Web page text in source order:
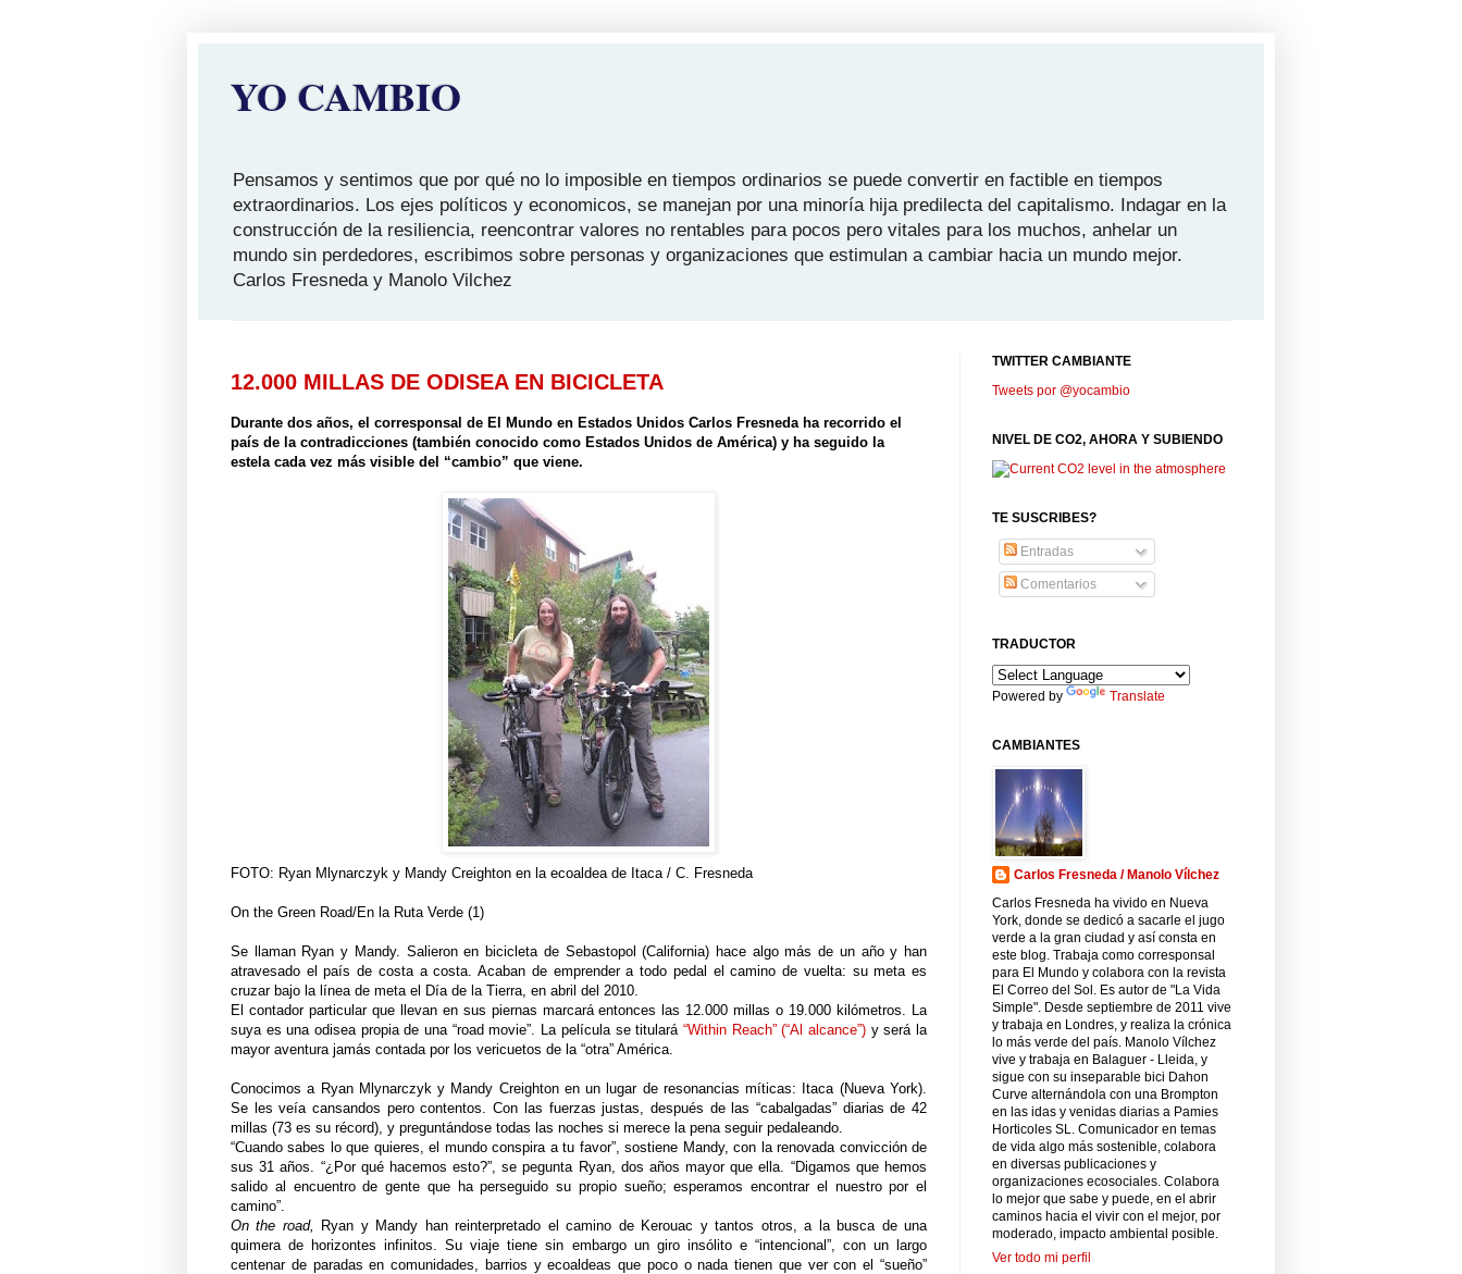
YO CAMBIO
Pensamos y sentimos que por qué no lo imposible en tiempos ordinarios se puede convertir en factible en tiempos
extraordinarios. Los ejes políticos y economicos, se manejan por una minoría hija predilecta del capitalismo. Indagar en la
construcción de la resiliencia, reencontrar valores no rentables para pocos pero vitales para los muchos, anhelar un
mundo sin perdedores, escribimos sobre personas y organizaciones que estimulan a cambiar hacia un mundo mejor.
Carlos Fresneda y Manolo Vilchez
12.000 MILLAS DE ODISEA EN BICICLETA
Durante dos años, el corresponsal de El Mundo en Estados Unidos Carlos Fresneda ha recorrido el
país de la contradicciones (también conocido como Estados Unidos de América) y ha seguido la
estela cada vez más visible del “cambio” que viene.
FOTO: Ryan Mlynarczyk y Mandy Creighton en la ecoaldea de Itaca / C. Fresneda
On the Green Road/En la Ruta Verde (1)
Se llaman Ryan y Mandy. Salieron en bicicleta de Sebastopol (California) hace algo más de un año y han
atravesado el país de costa a costa. Acaban de emprender a todo pedal el camino de vuelta: su meta es
cruzar bajo la línea de meta el Día de la Tierra, en abril del 2010.
El contador particular que llevan en sus piernas marcará entonces las 12.000 millas o 19.000 kilómetros. La
suya es una odisea propia de una “road movie”. La película se titulará “Within Reach” (“Al alcance”) y será la
mayor aventura jamás contada por los vericuetos de la “otra” América.
Conocimos a Ryan Mlynarczyk y Mandy Creighton en un lugar de resonancias míticas: Itaca (Nueva York).
Se les veía cansandos pero contentos. Con las fuerzas justas, después de las “cabalgadas” diarias de 42
millas (73 es su récord), y preguntándose todas las noches si merece la pena seguir pedaleando.
“Cuando sabes lo que quieres, el mundo conspira a tu favor”, sostiene Mandy, con la renovada convicción de
sus 31 años. “¿Por qué hacemos esto?”, se pegunta Ryan, dos años mayor que ella. “Digamos que hemos
salido al encuentro de gente que ha perseguido su propio sueño; esperamos encontrar el nuestro por el
camino”.
On the road,
Ryan y Mandy han reinterpretado el camino de Kerouac y tantos otros, a la busca de una
quimera de horizontes infinitos. Su viaje tiene sin embargo un giro insólito e “intencional”, con un largo
centenar de paradas en comunidades, barrios y ecoaldeas que poco o nada tienen que ver con el “sueño”
TWITTER CAMBIANTE
Tweets por @yocambio
NIVEL DE CO2, AHORA Y SUBIENDO
TE SUSCRIBES?
Entradas
Comentarios
TRADUCTOR
Powered by Translate
CAMBIANTES
Carlos Fresneda / Manolo Vílchez
Carlos Fresneda ha vivido en Nueva
York, donde se dedicó a sacarle el jugo
verde a la gran ciudad y así consta en
este blog. Trabaja como corresponsal
para El Mundo y colabora con la revista
El Correo del Sol. Es autor de "La Vida
Simple". Desde septiembre de 2011 vive
y trabaja en Londres, y realiza la crónica
lo más verde del país. Manolo Vílchez
vive y trabaja en Balaguer - Lleida, y
sigue con su inseparable bici Dahon
Curve alternándola con una Brompton
en las idas y venidas diarias a Pamies
Horticoles SL. Comunicador en temas
de vida algo más sostenible, colabora
en diversas publicaciones y
organizaciones ecosociales. Colabora
lo mejor que sabe y puede, en el abrir
caminos hacia el vivir con el mejor, por
moderado, impacto ambiental posible.
Ver todo mi perfil